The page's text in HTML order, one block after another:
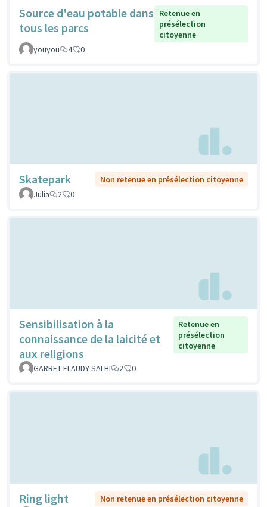
Source d'eau potable dans
tous les parcs
Retenue en
présélection
citoyenne
youyou
4 0
Skatepark
Non retenue en présélection citoyenne
Julia
2 0
Sensibilisation à la
connaissance de la laicité et
aux religions
Retenue en
présélection
citoyenne
GARRET-FLAUDY SALHI 2 0
Ring light
Non retenue en présélection citoyenne